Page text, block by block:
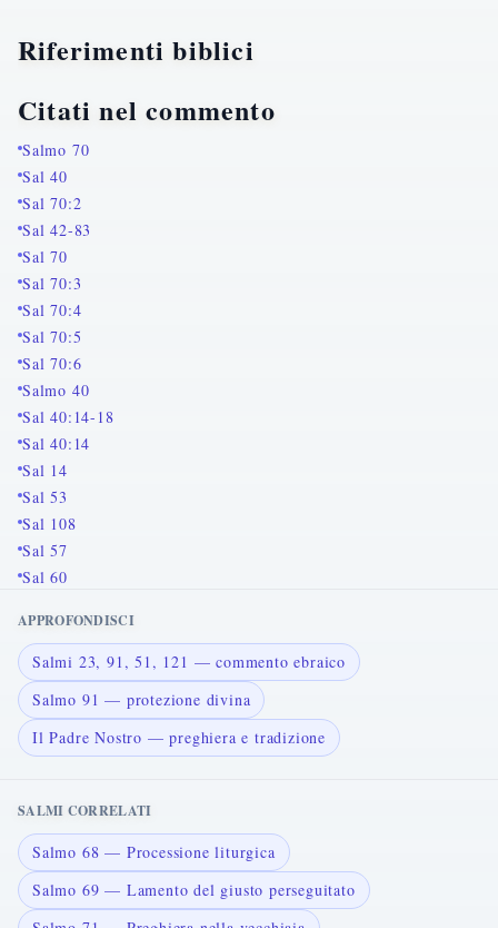
Riferimenti biblici
Citati nel commento
Salmo 70
Sal 40
Sal 70:2
Sal 42-83
Sal 70
Sal 70:3
Sal 70:4
Sal 70:5
Sal 70:6
Salmo 40
Sal 40:14-18
Sal 40:14
Sal 14
Sal 53
Sal 108
Sal 57
Sal 60
APPROFONDISCI
Salmi 23, 91, 51, 121 — commento ebraico
Salmo 91 — protezione divina
Il Padre Nostro — preghiera e tradizione
SALMI CORRELATI
Salmo 68 — Processione liturgica
Salmo 69 — Lamento del giusto perseguitato